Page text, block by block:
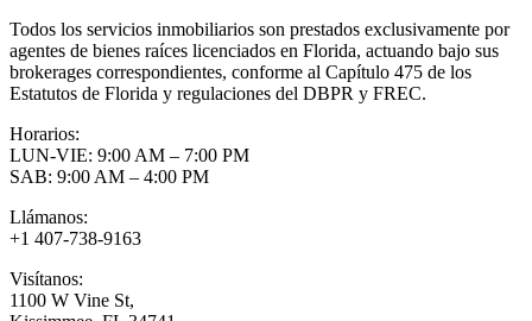
Todos los servicios inmobiliarios son prestados exclusivamente por
agentes de bienes raíces licenciados en Florida, actuando bajo sus
brokerages correspondientes, conforme al Capítulo 475 de los
Estatutos de Florida y regulaciones del DBPR y FREC.
Horarios:
LUN-VIE: 9:00 AM – 7:00 PM
SAB: 9:00 AM – 4:00 PM
Llámanos:
+1 407-738-9163
Visítanos:
1100 W Vine St,